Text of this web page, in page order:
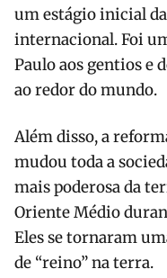
um estágio inicial
internacional. Foi
Paulo aos gentios e
ao redor do mundo.
Além disso, a
mudou toda a
mais poderosa da
Oriente Médio
Eles se tornaram
de “reino” na terra.